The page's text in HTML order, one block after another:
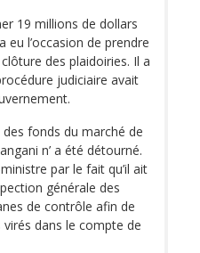
19 millions de dollars
l’occasion de prendre
des plaidoiries. Il a
judiciaire avait
fonds du marché de
n’ a été détourné.
par le fait qu’il ait
générale des
de contrôle afin de
dans le compte de